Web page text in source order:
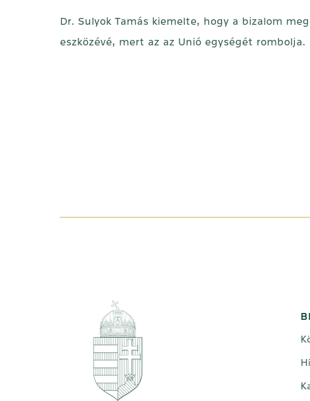
Dr. Sulyok Tamás kiemelte, hogy a bizalom
eszközévé, mert az az Unió egységét rombolja.